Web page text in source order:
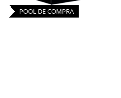
POOL DE COMPRA